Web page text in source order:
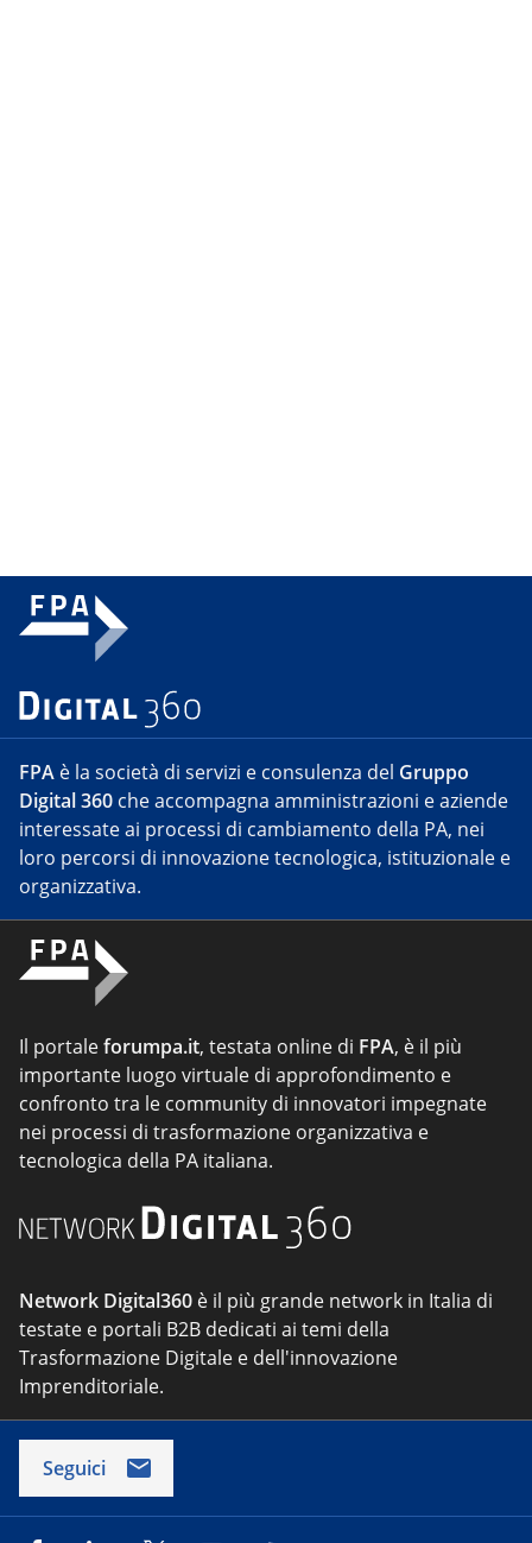
FPA è la società di servizi e consulenza del Gruppo
Digital 360 che accompagna amministrazioni e aziende
interessate ai processi di cambiamento della PA, nei
loro percorsi di innovazione tecnologica, istituzionale e
organizzativa.
Il portaleforumpa.it, testata online di FPA, è il più
importante luogo virtuale di approfondimento e
confronto tra le community di innovatori impegnate
nei processi di trasformazione organizzativa e
tecnologica della PA italiana.
Network Digital360 è il più grande network in Italia di
testate e portali B2B dedicati ai temi della
Trasformazione Digitale e dell'innovazione
Imprenditoriale.
Seguici